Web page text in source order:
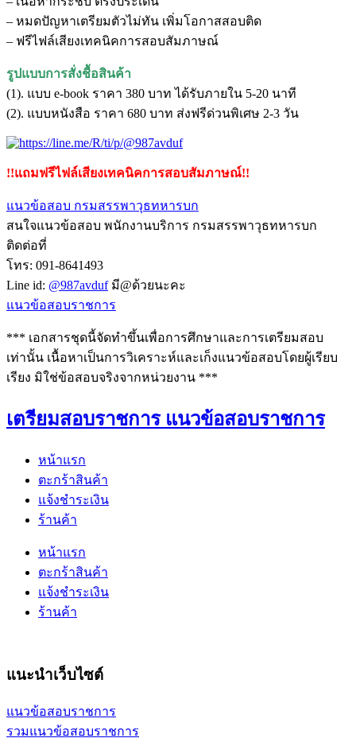
– หมดปัญหาเตรียมตัวไม่ทัน เพิ่มโอกาสสอบติด
– ฟรีไฟล์เสียงเทคนิคการสอบสัมภาษณ์
รูปแบบการสั่งชื้อสินค้า
(1). แบบ e-book ราคา 380 บาท ได้รับภายใน 5-20 นาที
(2). แบบหนังสือ ราคา 680 บาท ส่งฟรีด่วนพิเศษ 2-3 วัน
!!แถมฟรีไฟล์เสียงเทคนิคการสอบสัมภาษณ์!!
แนวข้อสอบ กรมสรรพาวุธทหารบก
สนใจแนวข้อสอบ พนักงานบริการ กรมสรรพาวุธทหารบก
ติดต่อที่
โทร: 091-8641493
Line id: @987avdufมี@ด้วยนะคะ
แนวข้อสอบราชการ
*** เอกสารชุดนี้จัดทำขึ้นเพื่อการศึกษาและการเตรียมสอบ
เท่านั้น เนื้อหาเป็นการวิเคราะห์และเก็งแนวข้อสอบโดยผู้เรียบ
เรียง มิใช่ข้อสอบจริงจากหน่วยงาน ***
เตรียมสอบราชการ แนวข้อสอบราชการ
หน้าแรก
ตะกร้าสินค้า
แจ้งชำระเงิน
ร้านค้า
หน้าแรก
ตะกร้าสินค้า
แจ้งชำระเงิน
ร้านค้า
แนะนำเว็บไซต์
แนวข้อสอบราชการ
รวมแนวข้อสอบราชการ